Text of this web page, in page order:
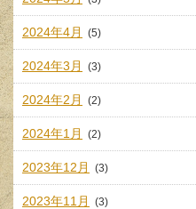
2024年4月 (5)
2024年3月 (3)
2024年2月 (2)
2024年1月 (2)
2023年12月 (3)
2023年11月 (3)